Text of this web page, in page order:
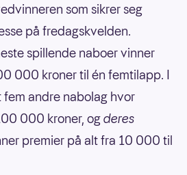
som sikrer seg
på fredagskvelden.
spillende naboer vinner
000 kroner til én femtilapp. I
andre nabolag hvor
000 kroner, ogderes
premier på alt fra 10 000 til